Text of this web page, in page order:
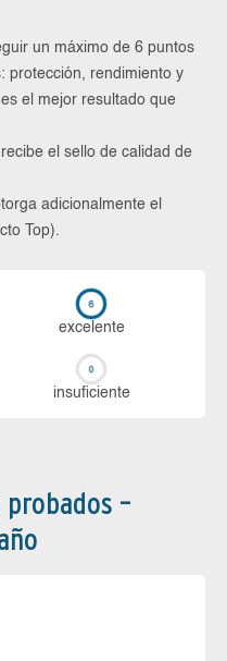
un máximo de 6 puntos
protección, rendimiento y
el mejor resultado que
el sello de calidad de
adicionalmente el
Top).
ex­ce­len­te
in­su­fi­cien­te
–